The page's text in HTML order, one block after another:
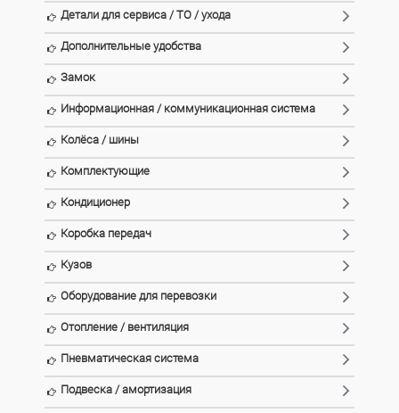
Детали для сервиса / ТО / ухода
Дополнительные удобства
Замок
Информационная / коммуникационная система
Колёса / шины
Комплектующие
Кондиционер
Коробка передач
Кузов
Оборудование для перевозки
Отопление / вентиляция
Пневматическая система
Подвеска / амортизация